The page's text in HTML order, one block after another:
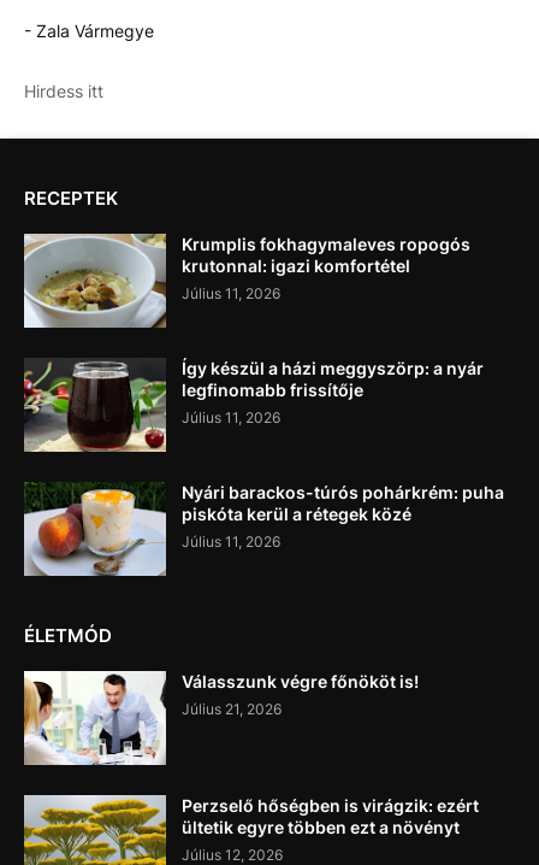
- Zala Vármegye
Hirdess itt
RECEPTEK
Krumplis fokhagymaleves ropogós
krutonnal: igazi komfortétel
Július 11, 2026
Így készül a házi meggyszörp: a nyár
legfinomabb frissítője
Július 11, 2026
Nyári barackos-túrós pohárkrém: puha
piskóta kerül a rétegek közé
Július 11, 2026
ÉLETMÓD
Válasszunk végre főnököt is!
Július 21, 2026
Perzselő hőségben is virágzik: ezért
ültetik egyre többen ezt a növényt
Július 12, 2026